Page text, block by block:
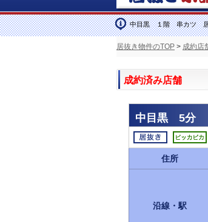
中目黒 １階 串カツ
居抜き物件のTOP > 成約店
成約済み店舗
中目黒 5分
住所
沿線・駅